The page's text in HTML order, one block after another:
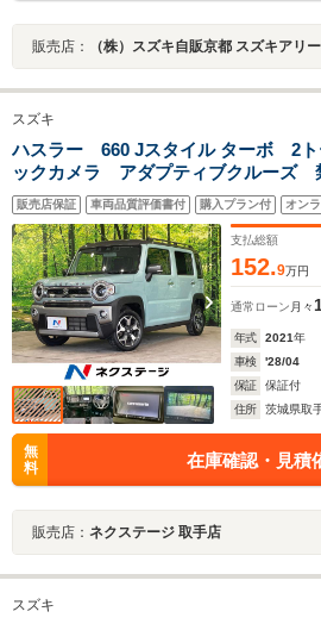
販売店： （株）スズキ自販京都 スズキアリ
スズキ
ハスラー 660 Jスタイル ターボ 2
ックカメラ アダプティブクルーズ
ー 前席シートヒーター バックソナ
ー LEDヘッド/フォグ ETC オート
フレール オートエアコン
販売店保証 車両品質評価書付 購入プラン付 オン
支払総額
152.9万円
通常ローン 月々
年式 2021年
車検
'28/04
保証
保証付
住所
茨城県取
無
料
在庫確認・見積
販売店： ネクステージ 取手店
スズキ